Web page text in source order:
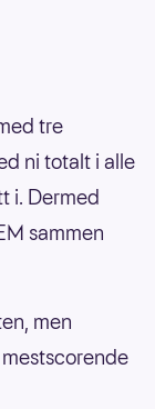
tre
ni totalt i alle
i. Dermed
sammen
men